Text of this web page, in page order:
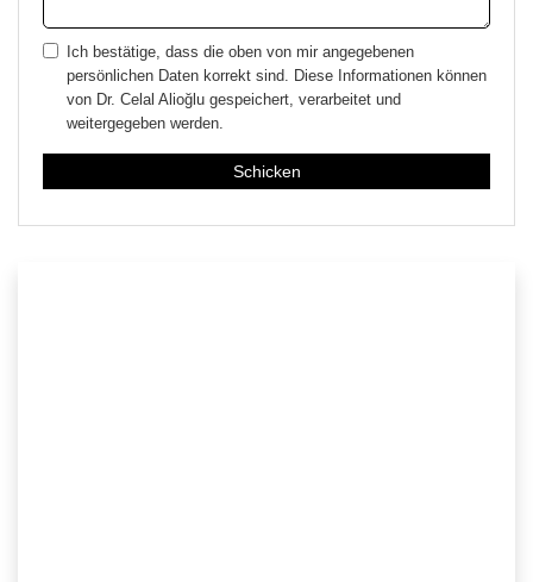
Ich bestätige, dass die oben von mir angegebenen
persönlichen Daten korrekt sind. Diese Informationen können
von Dr. Celal Alioğlu gespeichert, verarbeitet und
weitergegeben werden.